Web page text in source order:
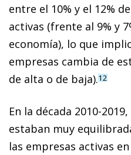
entre el 10% y el 12%
activas (frente al 9% y
economía), lo que
empresas cambia de
de alta o de baja).12
En la década 2010-
estaban muy
las empresas activas